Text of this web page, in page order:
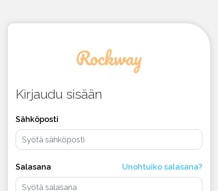
Kirjaudu sisään
Sähköposti
Salasana Unohtuiko salasana?